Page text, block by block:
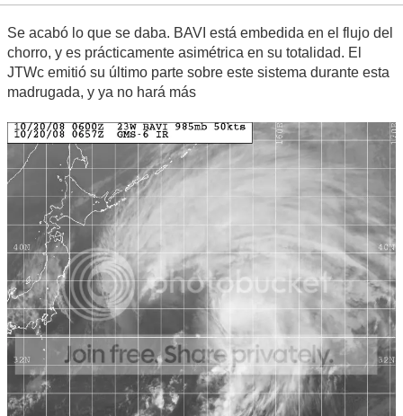
Se acabó lo que se daba. BAVI está embedida en el flujo del
chorro, y es prácticamente asimétrica en su totalidad. El
JTWc emitió su último parte sobre este sistema durante esta
madrugada, y ya no hará más